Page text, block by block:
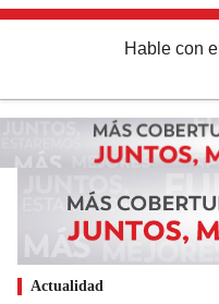
Hable con el
Actualidad